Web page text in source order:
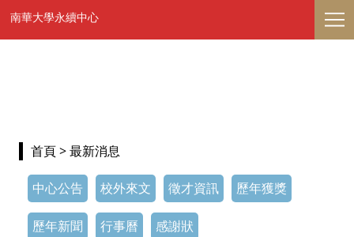
南華大學永續中心
首頁> 最新消息
中心公告 校外來文 徵才資訊 歷年獲獎
歷年新聞 行事曆 感謝狀